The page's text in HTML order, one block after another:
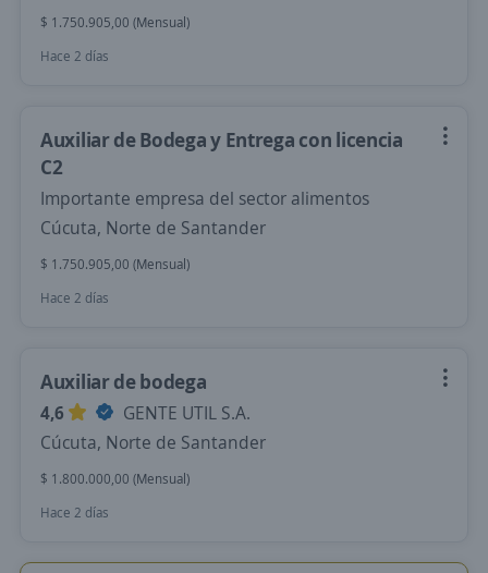
$ 1.750.905,00 (Mensual)
Hace 2 días
Auxiliar de Bodega y Entrega con licencia
C2
Importante empresa del sector alimentos
Cúcuta, Norte de Santander
$ 1.750.905,00 (Mensual)
Hace 2 días
Auxiliar de bodega
4,6
GENTE UTIL S.A.
Cúcuta, Norte de Santander
$ 1.800.000,00 (Mensual)
Hace 2 días